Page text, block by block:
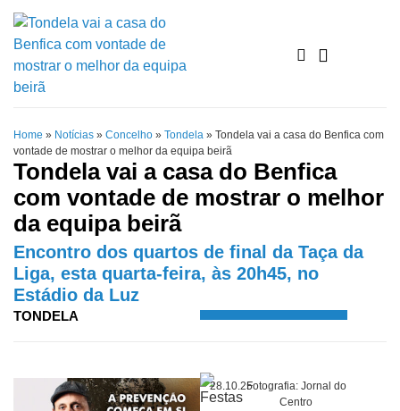
Home » Notícias » Concelho » Tondela » Tondela vai a casa do Benfica com
vontade de mostrar o melhor da equipa beirã
Tondela vai a casa do Benfica
com vontade de mostrar o melhor
da equipa beirã
Encontro dos quartos de final da Taça da
Liga, esta quarta-feira, às 20h45, no
Estádio da Luz
TONDELA
28.10.25Fotografia: Jornal do
Centro